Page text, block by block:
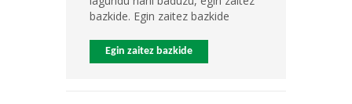
bazkide. Egin zaitez bazkide
Egin zaitez bazkide